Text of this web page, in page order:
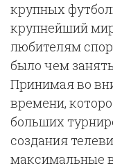
крупных
крупнейший
любителям
было чем
Принимая во
времени,
больших
создания
максимальные